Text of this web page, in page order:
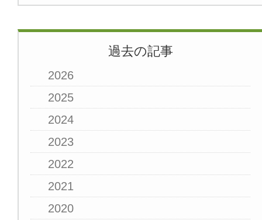
過去の記事
2026
2025
2024
2023
2022
2021
2020